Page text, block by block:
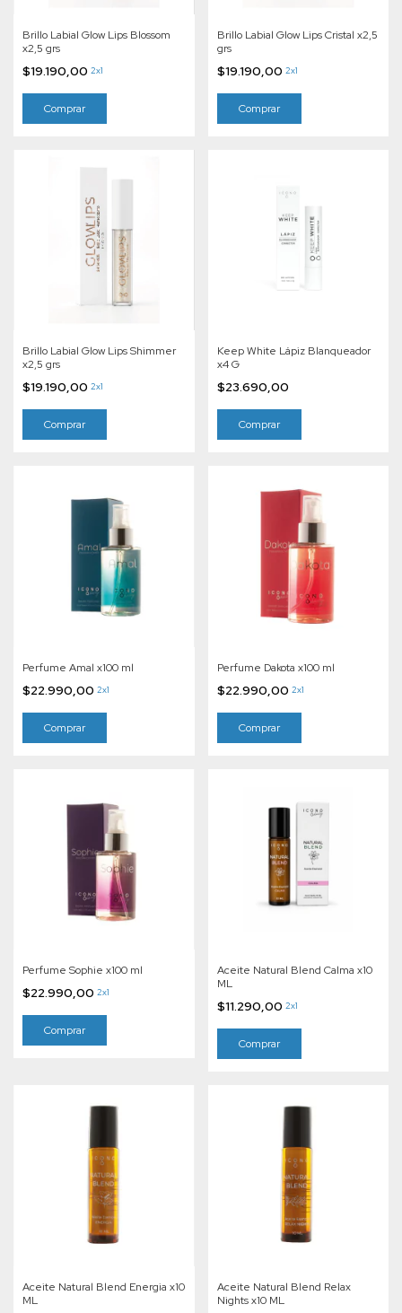
Brillo Labial Glow Lips Blossom
x2,5 grs
$19.190,00 2x1
Brillo Labial Glow Lips Cristal x2,5
grs
$19.190,00 2x1
Brillo Labial Glow Lips Shimmer
x2,5 grs
$19.190,00 2x1
Keep White Lápiz Blanqueador
x4 G
$23.690,00
Perfume Amal x100 ml
$22.990,00 2x1
Perfume Dakota x100 ml
$22.990,00 2x1
Perfume Sophie x100 ml
$22.990,00 2x1
Aceite Natural Blend Calma x10
ML
$11.290,00 2x1
Aceite Natural Blend Energia x10
ML
Aceite Natural Blend Relax
Nights x10 ML